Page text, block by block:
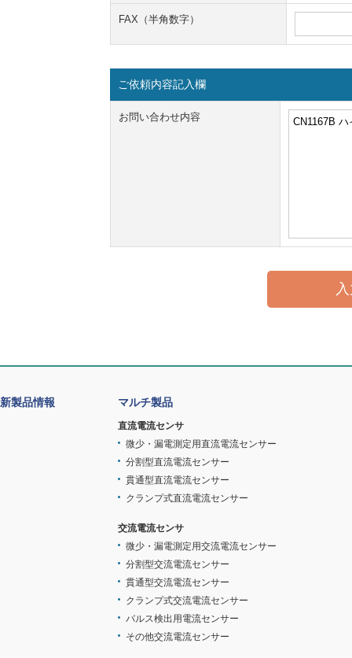
FAX（半角数字）
ご依頼内容記入欄
お問い合わせ内容
新製品情報 マルチ製品
直流電流センサ
微少・漏電測定用直流電流センサー
分割型直流電流センサー
貫通型直流電流センサー
クランプ式直流電流センサー
交流電流センサ
微少・漏電測定用交流電流センサー
分割型交流電流センサー
貫通型交流電流センサー
クランプ式交流電流センサー
パルス検出用電流センサー
その他交流電流センサー